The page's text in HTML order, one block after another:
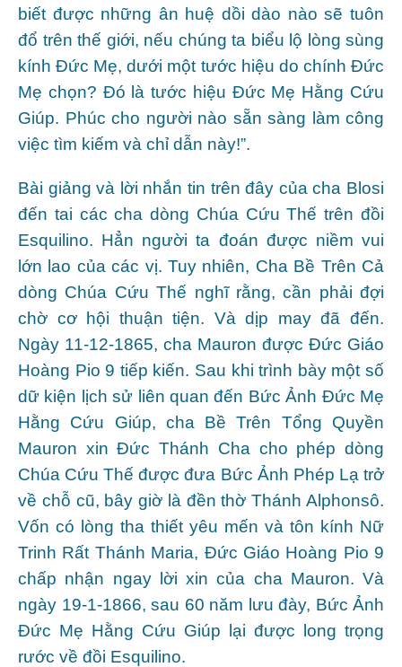
biết được những ân huệ dồi dào nào sẽ tuôn
đổ trên thế giới, nếu chúng ta biểu lộ lòng sùng
kính Đức Mẹ, dưới một tước hiệu do chính Đức
Mẹ chọn? Đó là tước hiệu Đức Mẹ Hằng Cứu
Giúp. Phúc cho người nào sẵn sàng làm công
việc tìm kiếm và chỉ dẫn này!”.
Bài giảng và lời nhắn tin trên đây của cha Blosi
đến tai các cha dòng Chúa Cứu Thế trên đồi
Esquilino. Hẳn người ta đoán được niềm vui
lớn lao của các vị. Tuy nhiên, Cha Bề Trên Cả
dòng Chúa Cứu Thế nghĩ rằng, cần phải đợi
chờ cơ hội thuận tiện. Và dịp may đã đến.
Ngày 11-12-1865, cha Mauron được Đức Giáo
Hoàng Pio 9 tiếp kiến. Sau khi trình bày một số
dữ kiện lịch sử liên quan đến Bức Ảnh Đức Mẹ
Hằng Cứu Giúp, cha Bề Trên Tổng Quyền
Mauron xin Đức Thánh Cha cho phép dòng
Chúa Cứu Thế được đưa Bức Ảnh Phép Lạ trở
về chỗ cũ, bây giờ là đền thờ Thánh Alphonsô.
Vốn có lòng tha thiết yêu mến và tôn kính Nữ
Trinh Rất Thánh Maria, Đức Giáo Hoàng Pio 9
chấp nhận ngay lời xin của cha Mauron. Và
ngày 19-1-1866, sau 60 năm lưu đày, Bức Ảnh
Đức Mẹ Hằng Cứu Giúp lại được long trọng
rước về đồi Esquilino.